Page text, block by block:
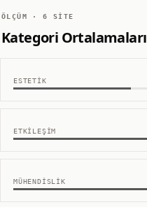
ÖLÇÜM ·6 SITE
Kategori Ortalamaları
ESTETIK
ETKILEŞIM
MÜHENDISLIK